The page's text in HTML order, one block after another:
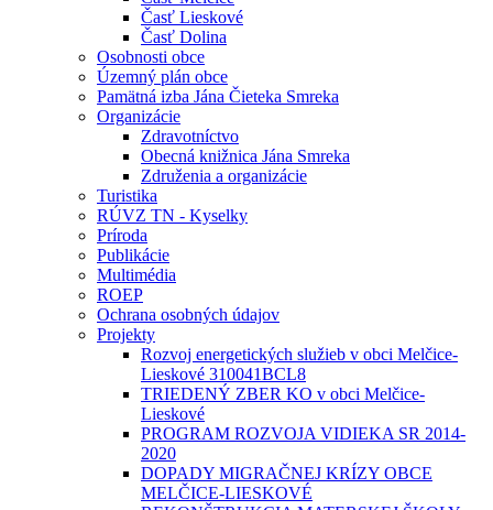
Časť Lieskové
Časť Dolina
Osobnosti obce
Územný plán obce
Pamätná izba Jána Čieteka Smreka
Organizácie
Zdravotníctvo
Obecná knižnica Jána Smreka
Združenia a organizácie
Turistika
RÚVZ TN - Kyselky
Príroda
Publikácie
Multimédia
ROEP
Ochrana osobných údajov
Projekty
Rozvoj energetických služieb v obci Melčice-
Lieskové 310041BCL8
TRIEDENÝ ZBER KO v obci Melčice-
Lieskové
PROGRAM ROZVOJA VIDIEKA SR 2014-
2020
DOPADY MIGRAČNEJ KRÍZY OBCE
MELČICE-LIESKOVÉ